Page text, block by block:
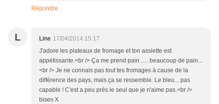
Répondre
L Line 17/04/2014 15:17
J'adore les plateaux de fromage et ton assiette est
appétissante.<br /> Ça me prend pain ..... beaucoup de pain...
<br /> Je ne connais pas tout tes fromages à cause de la
différence des pays, mais ça se ressemble. Le bleu... pas
capable ! C'est a peu près le seul que je n'aime pas.<br />
bises X